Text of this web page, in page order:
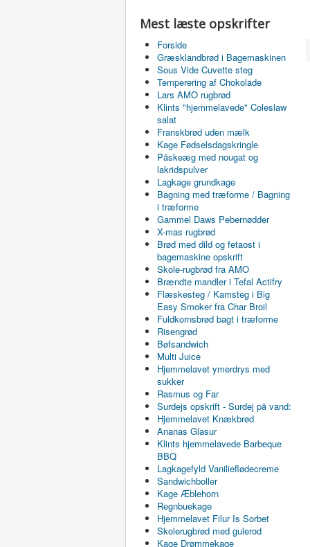
Mest læste opskrifter
Forside
Græsklandbrød i Bagemaskinen
Sous Vide Cuvette steg
Temperering af Chokolade
Lars AMO rugbrød
Klints "hjemmelavede" Coleslaw
salat
Franskbrød uden mælk
Kage Fødselsdagskringle
Påskeæg med nougat og
lakridspulver
Lagkage grundkage
Bagning med træforme / Bagning
i træforme
Gammel Daws Pebernødder
X-mas rugbrød
Brød med dild og fetaost i
bagemaskine opskrift
Skole-rugbrød fra AMO
Brændte mandler i Tefal Actifry
Flæskesteg / Kamsteg i Big
Easy Smoker fra Char Broil
Fuldkornsbrød bagt i træforme
Risengrød
Bøfsandwich
Multi Juice
Hjemmelavet ymerdrys med
sukker
Rasmus og Far
Surdejs opskrift - Surdej på vand:
Hjemmelavet Knækbrød
Ananas Glasur
Klints hjemmelavede Barbeque
BBQ
Lagkagefyld Vanilieflødecreme
Sandwichboller
Kage Æblehorn
Regnbuekage
Hjemmelavet Filur Is Sorbet
Skolerugbrød med gulerod
Kage Drømmekage